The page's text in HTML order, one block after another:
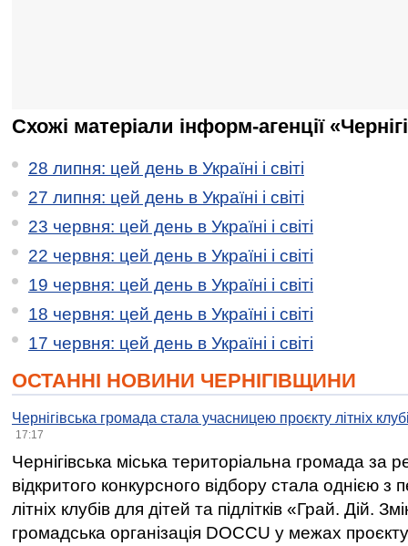
Схожі матеріали інформ-агенції
28 липня: цей день в Україні і світі
27 липня: цей день в Україні і світі
23 червня: цей день в Україні і світі
22 червня: цей день в Україні і світі
19 червня: цей день в Україні і світі
18 червня: цей день в Україні і світі
17 червня: цей день в Україні і світі
ОСТАННІ НОВИНИ ЧЕРНІГІВЩИНИ
Чернігівська громада стала учасницею проєкту літніх
17:17
Чернігівська міська територіальна громада за
відкритого конкурсного відбору стала однією
літніх клубів для дітей та підлітків «Грай. Дій.
громадська організація DOCCU у межах